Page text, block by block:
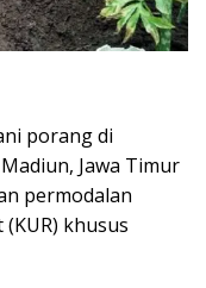
porang di
Jawa Timur
permodalan
khusus